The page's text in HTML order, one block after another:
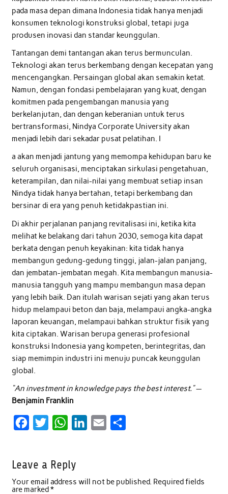
pada masa depan dimana Indonesia tidak hanya menjadi
konsumen teknologi konstruksi global, tetapi juga
produsen inovasi dan standar keunggulan.
Tantangan demi tantangan akan terus bermunculan.
Teknologi akan terus berkembang dengan kecepatan yang
mencengangkan. Persaingan global akan semakin ketat.
Namun, dengan fondasi pembelajaran yang kuat, dengan
komitmen pada pengembangan manusia yang
berkelanjutan, dan dengan keberanian untuk terus
bertransformasi, Nindya Corporate University akan
menjadi lebih dari sekadar pusat pelatihan. I
a akan menjadi jantung yang memompa kehidupan baru ke
seluruh organisasi, menciptakan sirkulasi pengetahuan,
keterampilan, dan nilai-nilai yang membuat setiap insan
Nindya tidak hanya bertahan, tetapi berkembang dan
bersinar di era yang penuh ketidakpastian ini.
Di akhir perjalanan panjang revitalisasi ini, ketika kita
melihat ke belakang dari tahun 2030, semoga kita dapat
berkata dengan penuh keyakinan: kita tidak hanya
membangun gedung-gedung tinggi, jalan-jalan panjang,
dan jembatan-jembatan megah. Kita membangun manusia-
manusia tangguh yang mampu membangun masa depan
yang lebih baik. Dan itulah warisan sejati yang akan terus
hidup melampaui beton dan baja, melampaui angka-angka
laporan keuangan, melampaui bahkan struktur fisik yang
kita ciptakan. Warisan berupa generasi profesional
konstruksi Indonesia yang kompeten, berintegritas, dan
siap memimpin industri ini menuju puncak keunggulan
global.
“An investment in knowledge pays the best interest.”—
Benjamin Franklin
e
b
t
W
t
s
e
l
e
Leave a Reply
Your email address will not be published. Required fields
are marked*